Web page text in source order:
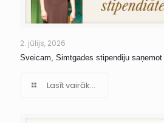
2. jūlijs, 2026
Sveicam, Simtgades stipendiju saņemot
Lasīt vairāk...